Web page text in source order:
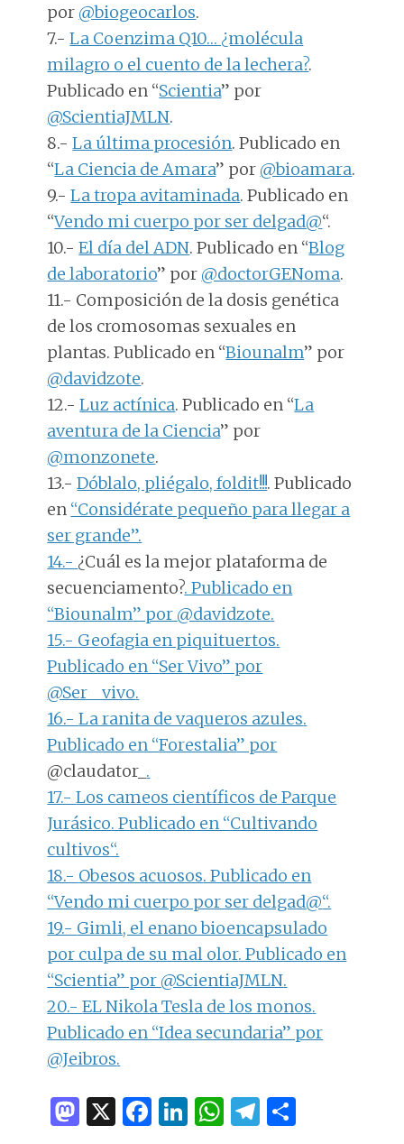
por @biogeocarlos.
7.-La Coenzima Q10… ¿molécula
milagro o el cuento de la lechera?.
Publicado en “Scientia” por
@ScientiaJMLN.
8.-La última procesión. Publicado en
“La Ciencia de Amara” por @bioamara.
9.-La tropa avitaminada. Publicado en
“Vendo mi cuerpo por ser delgad@“.
10.-El día del ADN. Publicado en “Blog
de laboratorio” por @doctorGENoma.
11.- Composición de la dosis genética
de los cromosomas sexuales en
plantas. Publicado en “Biounalm” por
@davidzote.
12.-Luz actínica. Publicado en “La
aventura de la Ciencia” por
@monzonete.
13.-Dóblalo, pliégalo, foldit!!!. Publicado
en “Considérate pequeño para llegar a
ser grande”.
14.- ¿Cuál es la mejor plataforma de
secuenciamento?. Publicado en
“Biounalm” por @davidzote.
15.- Geofagia en piquituertos.
Publicado en “Ser Vivo” por
@Ser__vivo.
16.-La ranita de vaqueros azules.
Publicado en “Forestalia” por
@claudator_ .
17.-Los cameos científicos de Parque
Jurásico. Publicado en “Cultivando
cultivos“.
18.- Obesos acuosos. Publicado en
“Vendo mi cuerpo por ser delgad@“.
19.- Gimli, el enano bioencapsulado
por culpa de su mal olor. Publicado en
“Scientia” por @ScientiaJMLN.
20.-EL Nikola Tesla de los monos.
Publicado en “Idea secundaria” por
@Jeibros.
M X F
Li W T